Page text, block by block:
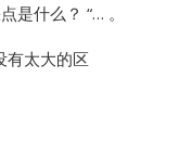
是什么？ “… 。
有太大的区